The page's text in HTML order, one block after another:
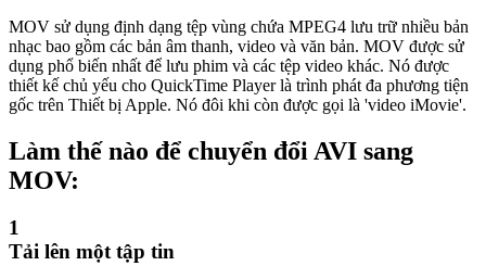
MOV sử dụng định dạng tệp vùng chứa MPEG4 lưu trữ nhiều bản
nhạc bao gồm các bản âm thanh, video và văn bản. MOV được sử
dụng phổ biến nhất để lưu phim và các tệp video khác. Nó được
thiết kế chủ yếu cho QuickTime Player là trình phát đa phương tiện
gốc trên Thiết bị Apple. Nó đôi khi còn được gọi là 'video iMovie'.
Làm thế nào để chuyển đổi AVI sang
MOV:
1
Tải lên một tập tin